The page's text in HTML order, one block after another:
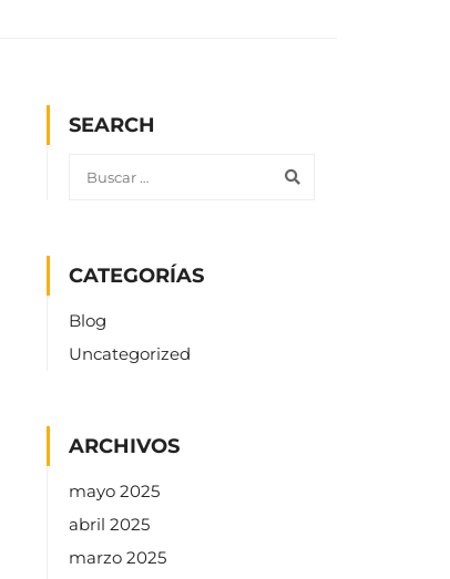
SEARCH
CATEGORÍAS
Blog
Uncategorized
ARCHIVOS
mayo 2025
abril 2025
marzo 2025